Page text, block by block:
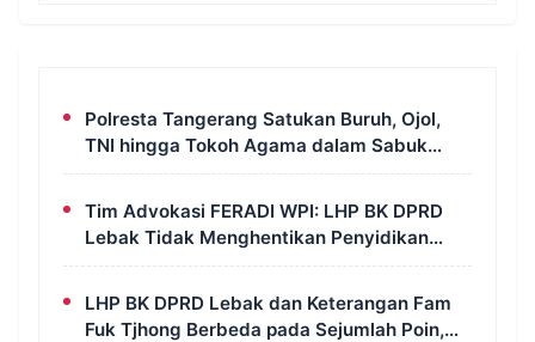
Polresta Tangerang Satukan Buruh, Ojol,
TNI hingga Tokoh Agama dalam Sabuk
Kamtibmas
Tim Advokasi FERADI WPI: LHP BK DPRD
Lebak Tidak Menghentikan Penyidikan
Perkara Fam Fuk Tjhong Alias Pak Uun
LHP BK DPRD Lebak dan Keterangan Fam
Fuk Tjhong Berbeda pada Sejumlah Poin,